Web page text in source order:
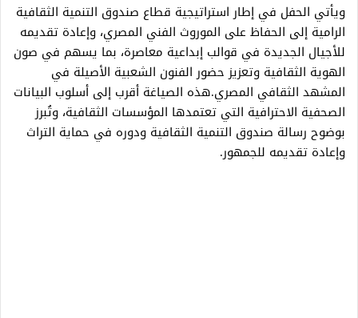
ويأتي الحفل في إطار استراتيجية قطاع صندوق التنمية الثقافية
الرامية إلى الحفاظ على الموروث الفني المصري، وإعادة تقديمه
للأجيال الجديدة في قوالب إبداعية معاصرة، بما يسهم في صون
الهوية الثقافية وتعزيز حضور الفنون الشعبية الأصيلة في
المشهد الثقافي المصري.هذه الصياغة أقرب إلى أسلوب البيانات
الصحفية الاحترافية التي تعتمدها المؤسسات الثقافية، وتُبرز
بوضوح رسالة صندوق التنمية الثقافية ودوره في حماية التراث
وإعادة تقديمه للجمهور.